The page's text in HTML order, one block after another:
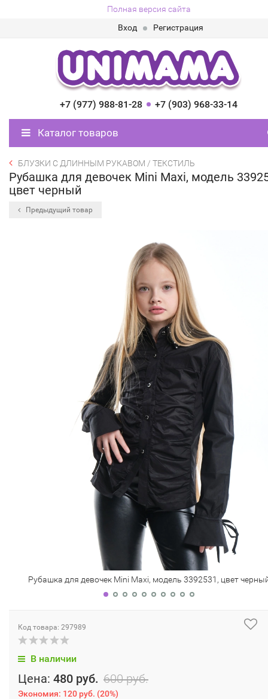
Полная версия сайта
Вход
Регистрация
+7 (977) 988-81-28 +7 (903) 968-33-14
Каталог товаров
БЛУЗКИ С ДЛИННЫМ РУКАВОМ / ТЕКСТИЛЬ
Рубашка для девочек Mini Maxi, модель
цвет черный
Предыдущий товар
Рубашка для девочек Mini Maxi, модель 3392531, цвет
Код товара: 297989
В наличии
Цена: 480 руб. 600 руб.
Экономия: 120 руб. (20%)